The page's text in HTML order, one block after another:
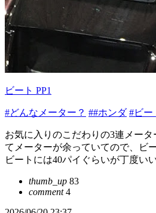
ビート PP1
#どんなメーター？ ##ホンダ #ビー
お気に入りのこだわりの3連メー
てメーターが余っていてので、ビ
ビートには40パイぐらいが丁度い
thumb_up 83
comment4